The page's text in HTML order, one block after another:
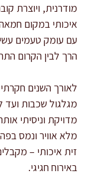
מודרנית, ויוצרת
איכותי במקום
עם עומק טעמים
הרך לבין הקרום
לאורך השנים
מגלגול שכבות ועד
מדויקת וניסיתי
מלא אוויר ונמס
זית איכותי –
באירוח חגיגי.